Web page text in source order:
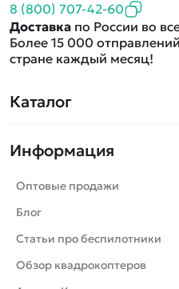
Каталог
Машинки
Танки
Вертолеты
Катера
Роботы
Информация
Оптовые продажи
Блог
Статьи про беспилотники
Обзор квадрокоптеров
8 (800) 707-42-60
Доставка по России во
Более 15 000
стране каждый месяц!